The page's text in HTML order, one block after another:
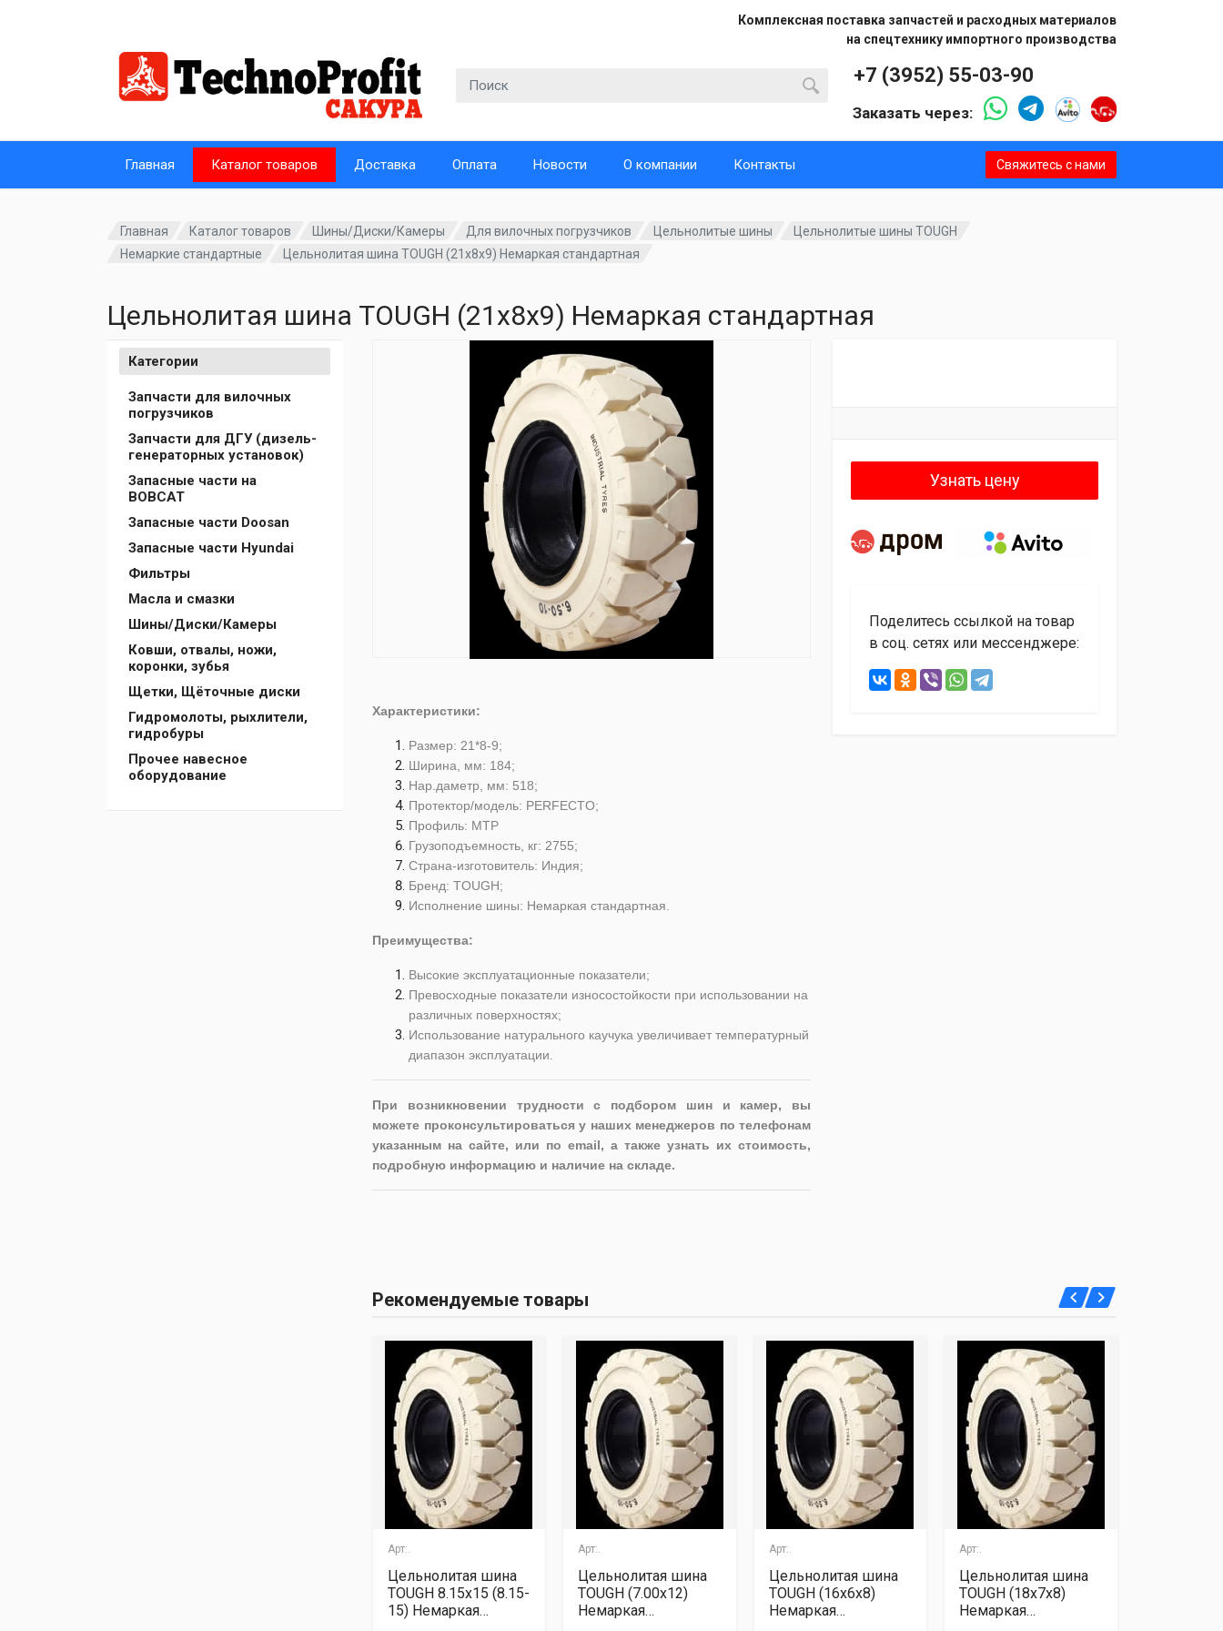
Комплексная поставка запчастей и расходных материалов
на спецтехнику импортного производства
Главная Каталог товаров Доставка Оплата Новости О компании Контакты Свяжитесь с нами
+7 (3952) 55-03-90
Заказать через:
Главная Каталог товаров Шины/Диски/Камеры Для вилочных погрузчиков Цельнолитые шины
Цельнолитые шины TOUGH
Немаркие стандартные
Цельнолитая шина TOUGH (21х8х9) Немаркая стандартная
Цельнолитая шина TOUGH (21х8х9) Немаркая стандартная
Категории
Запчасти для вилочных
погрузчиков
Запчасти для ДГУ (дизель-
генераторных установок)
Запасные части на
BOBCAT
Запасные части Doosan
Запасные части Hyundai
Фильтры
Масла и смазки
Шины/Диски/Камеры
Ковши, отвалы, ножи,
коронки, зубья
Щетки, Щёточные диски
Гидромолоты, рыхлители,
гидробуры
Прочее навесное
оборудование
Характеристики:
Размер: 21*8-9;
Ширина, мм: 184;
Нар.даметр, мм: 518;
Протектор/модель: PERFECTO;
Профиль: MTP
Грузоподъемность, кг: 2755;
Страна-изготовитель: Индия;
Бренд: TOUGH;
Исполнение шины: Немаркая стандартная.
Преимущества:
Высокие эксплуатационные показатели;
Превосходные показатели износостойкости при использовании на
различных поверхностях;
Использование натурального каучука увеличивает температурный
диапазон эксплуатации.
При возникновении трудности с подбором шин и камер, вы
можете проконсультироваться у наших менеджеров по телефонам
указанным на сайте, или по email, а также узнать их стоимость,
подробную информацию и наличие на складе.
Узнать цену
Поделитесь ссылкой на товар
в соц. сетях или мессенджере:
Рекомендуемые товары
Арт:.
Цельнолитая шина
TOUGH 8.15x15 (8.15-
15) Немаркая
Арт:.
Цельнолитая шина
TOUGH (7.00x12)
Немаркая
Арт:.
Цельнолитая шина
TOUGH (16х6х8)
Немаркая
Арт:.
Цельнолитая шина
TOUGH (18х7х8)
Немаркая